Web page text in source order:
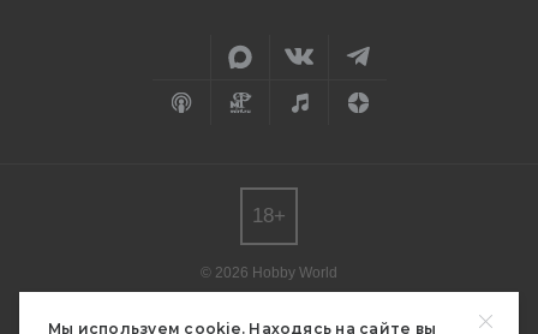
Мы используем cookie. Находясь на сайте вы
© 2026 Hobby World
редакции.
18+